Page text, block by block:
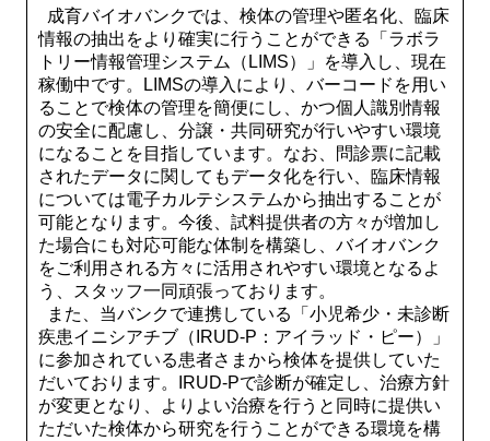
成育バイオバンクでは、検体の管理や匿名化、臨床
情報の抽出をより確実に行うことができる「ラボラ
トリー情報管理システム（LIMS）」を導入し、現在
稼働中です。LIMSの導入により、バーコードを用い
ることで検体の管理を簡便にし、かつ個人識別情報
の安全に配慮し、分譲・共同研究が行いやすい環境
になることを目指しています。なお、問診票に記載
されたデータに関してもデータ化を行い、臨床情報
については電子カルテシステムから抽出することが
可能となります。今後、試料提供者の方々が増加し
た場合にも対応可能な体制を構築し、バイオバンク
をご利用される方々に活用されやすい環境となるよ
う、スタッフ一同頑張っております。
また、当バンクで連携している「小児希少・未診断
疾患イニシアチブ（IRUD-P：アイラッド・ピー）」
に参加されている患者さまから検体を提供していた
だいております。IRUD-Pで診断が確定し、治療方針
が変更となり、よりよい治療を行うと同時に提供い
ただいた検体から研究を行うことができる環境を構